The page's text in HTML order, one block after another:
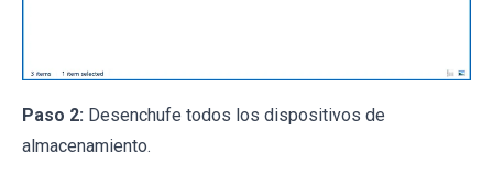
Paso 2: Desenchufe todos los dispositivos de
almacenamiento.